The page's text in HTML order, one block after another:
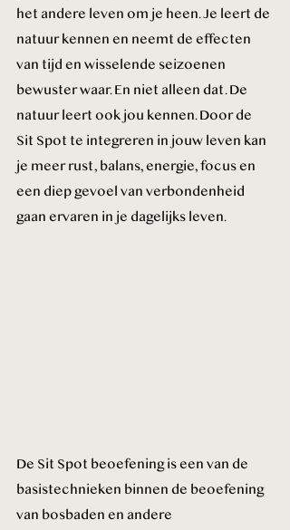
het andere leven om je heen. Je leert de
natuur kennen en neemt de effecten
van tijd en wisselende seizoenen
bewuster waar. En niet alleen dat. De
natuur leert ook jou kennen. Door de
Sit Spot te integreren in jouw leven kan
je meer rust, balans, energie, focus en
een diep gevoel van verbondenheid
gaan ervaren in je dagelijks leven.
De Sit Spot beoefening is een van de
basistechnieken binnen de beoefening
van bosbaden en andere